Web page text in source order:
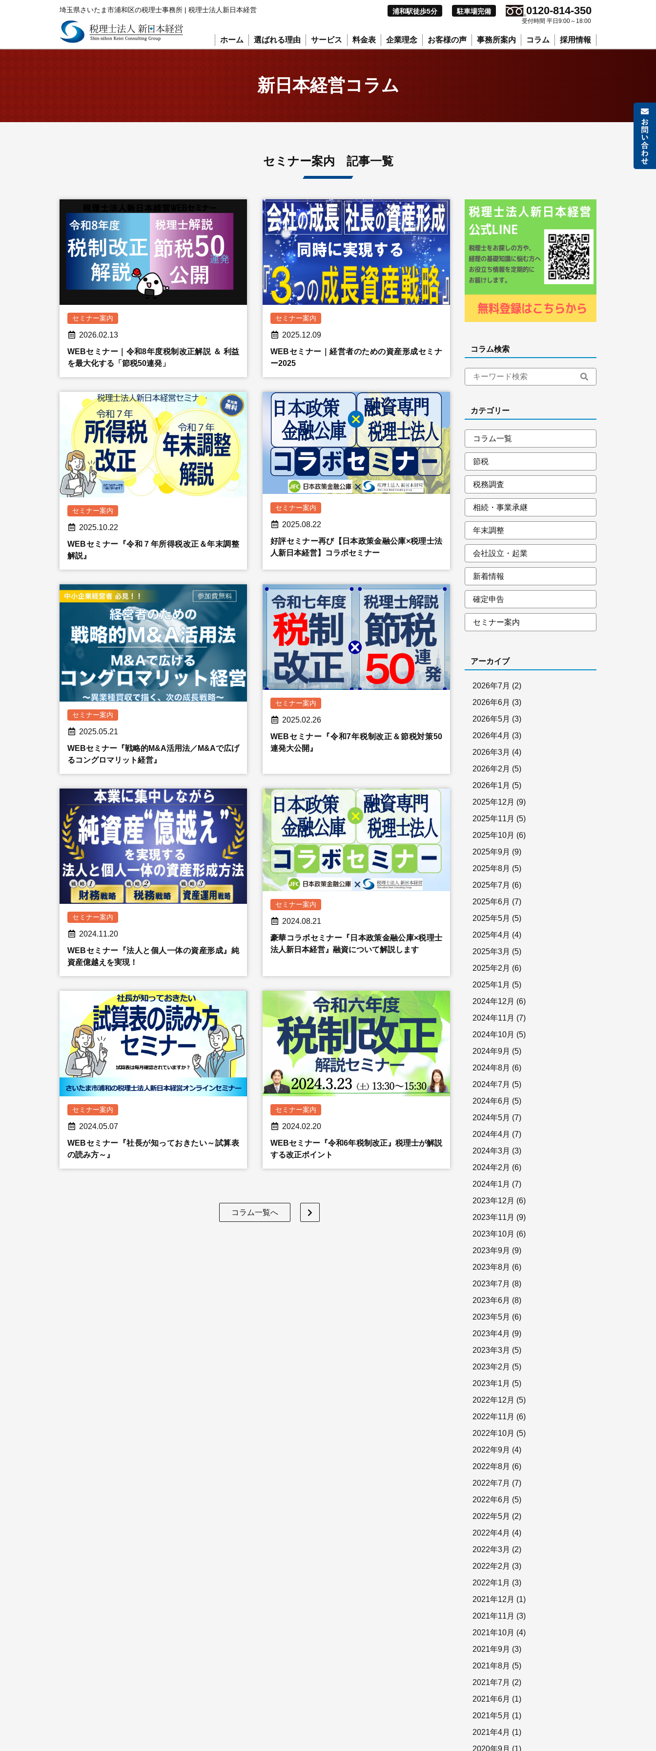
埼玉県さいたま市浦和区の税理士事務所 | 税理士法人新日本経営 浦和駅徒歩5分 駐車場完備 0120-814-350
受付時間 平日9:00～18:00
ホーム 選ばれる理由 サービス 料金表 企業理念 お客様の声 事務所案内 コラム 採用情報
新日本経営コラム
セミナー案内 記事一覧
セミナー案内
2026.02.13
WEBセミナー｜令和8年度税制改正解説 ＆ 利益
を最大化する「節税50連発」
セミナー案内
2025.12.09
WEBセミナー｜経営者のための資産形成セミナ
ー2025
セミナー案内
2025.10.22
WEBセミナー『令和７年所得税改正＆年末調整
解説』
セミナー案内
2025.08.22
好評セミナー再び【日本政策金融公庫×税理士法
人新日本経営】コラボセミナー
セミナー案内
2025.05.21
WEBセミナー『戦略的M&A活用法／M&Aで広げ
るコングロマリット経営』
セミナー案内
2025.02.26
WEBセミナー『令和7年税制改正＆節税対策50
連発大公開』
セミナー案内
2024.11.20
WEBセミナー『法人と個人一体の資産形成』純
資産億越えを実現！
セミナー案内
2024.08.21
豪華コラボセミナー『日本政策金融公庫×税理士
法人新日本経営』融資について解説します
セミナー案内
2024.05.07
WEBセミナー『社長が知っておきたい～試算表
の読み方～』
セミナー案内
2024.02.20
WEBセミナー『令和6年税制改正』税理士が解説
する改正ポイント
コラム一覧へ
コラム検索
カテゴリー
コラム一覧
節税
税務調査
相続・事業承継
年末調整
会社設立・起業
新着情報
確定申告
セミナー案内
アーカイブ
2026年7月 (2)
2026年6月 (3)
2026年5月 (3)
2026年4月 (3)
2026年3月 (4)
2026年2月 (5)
2026年1月 (5)
2025年12月 (9)
2025年11月 (5)
2025年10月 (6)
2025年9月 (9)
2025年8月 (5)
2025年7月 (6)
2025年6月 (7)
2025年5月 (5)
2025年4月 (4)
2025年3月 (5)
2025年2月 (6)
2025年1月 (5)
2024年12月 (6)
2024年11月 (7)
2024年10月 (5)
2024年9月 (5)
2024年8月 (6)
2024年7月 (5)
2024年6月 (5)
2024年5月 (7)
2024年4月 (7)
2024年3月 (3)
2024年2月 (6)
2024年1月 (7)
2023年12月 (6)
2023年11月 (9)
2023年10月 (6)
2023年9月 (9)
2023年8月 (6)
2023年7月 (8)
2023年6月 (8)
2023年5月 (6)
2023年4月 (9)
2023年3月 (5)
2023年2月 (5)
2023年1月 (5)
2022年12月 (5)
2022年11月 (6)
2022年10月 (5)
2022年9月 (4)
2022年8月 (6)
2022年7月 (7)
2022年6月 (5)
2022年5月 (2)
2022年4月 (4)
2022年3月 (2)
2022年2月 (3)
2022年1月 (3)
2021年12月 (1)
2021年11月 (3)
2021年10月 (4)
2021年9月 (3)
2021年8月 (5)
2021年7月 (2)
2021年6月 (1)
2021年5月 (1)
2021年4月 (1)
2020年9月 (1)